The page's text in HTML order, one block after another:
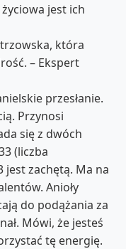
jest ich
która
– Ekspert
przesłanie.
Przynosi
się z dwóch
(liczba
jest zachętą. Ma na
Anioły
do podążania za
Mówi, że jesteś
tę energię.